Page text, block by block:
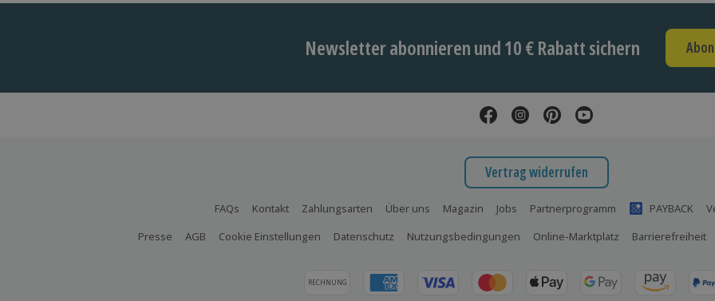
Newsletter abonnieren und 10 € Rabatt sichern
Vertrag widerrufen
FAQs Kontakt Zahlungsarten Über uns Magazin Jobs Partnerprogramm PAYBACK
Presse
AGB Cookie Einstellungen Datenschutz Nutzungsbedingungen Online-Marktplatz Barrierefreiheit
RECHNUNG